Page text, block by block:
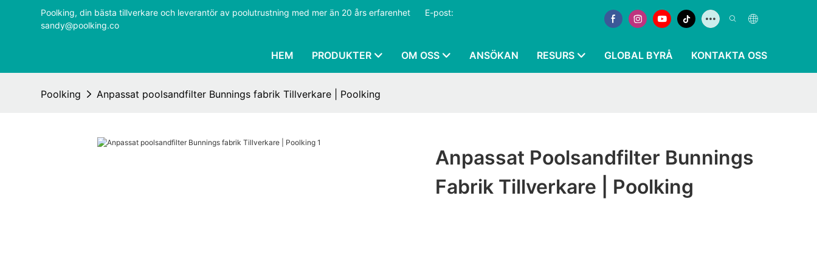
Poolking, din bästa tillverkare och leverantör av poolutrustning med mer än 20 års erfarenhet
E-post:
sandy@poolking.co
HEM PRODUKTER OM OSS ANSÖKAN RESURS GLOBAL BYRÅ KONTAKTA OSS
Poolking Anpassat poolsandfilter Bunnings fabrik Tillverkare | Poolking
Anpassat Poolsandfilter Bunnings
Fabrik Tillverkare | Poolking